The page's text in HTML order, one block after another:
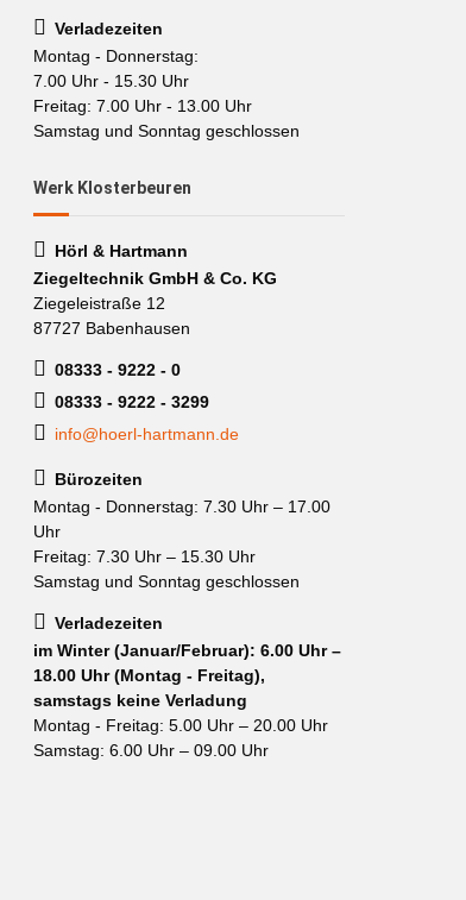
Verladezeiten
Montag - Donnerstag:
7.00 Uhr - 15.30 Uhr
Freitag: 7.00 Uhr - 13.00 Uhr
Samstag und Sonntag geschlossen
Werk Klosterbeuren
Hörl & Hartmann
Ziegeltechnik GmbH & Co. KG
Ziegeleistraße 12
87727 Babenhausen
08333 - 9222 - 0
08333 - 9222 - 3299
info@hoerl-hartmann.de
Bürozeiten
Montag - Donnerstag: 7.30 Uhr – 17.00
Uhr
Freitag: 7.30 Uhr – 15.30 Uhr
Samstag und Sonntag geschlossen
Verladezeiten
im Winter (Januar/Februar): 6.00 Uhr –
18.00 Uhr (Montag - Freitag),
samstags keine Verladung
Montag - Freitag: 5.00 Uhr – 20.00 Uhr
Samstag: 6.00 Uhr – 09.00 Uhr